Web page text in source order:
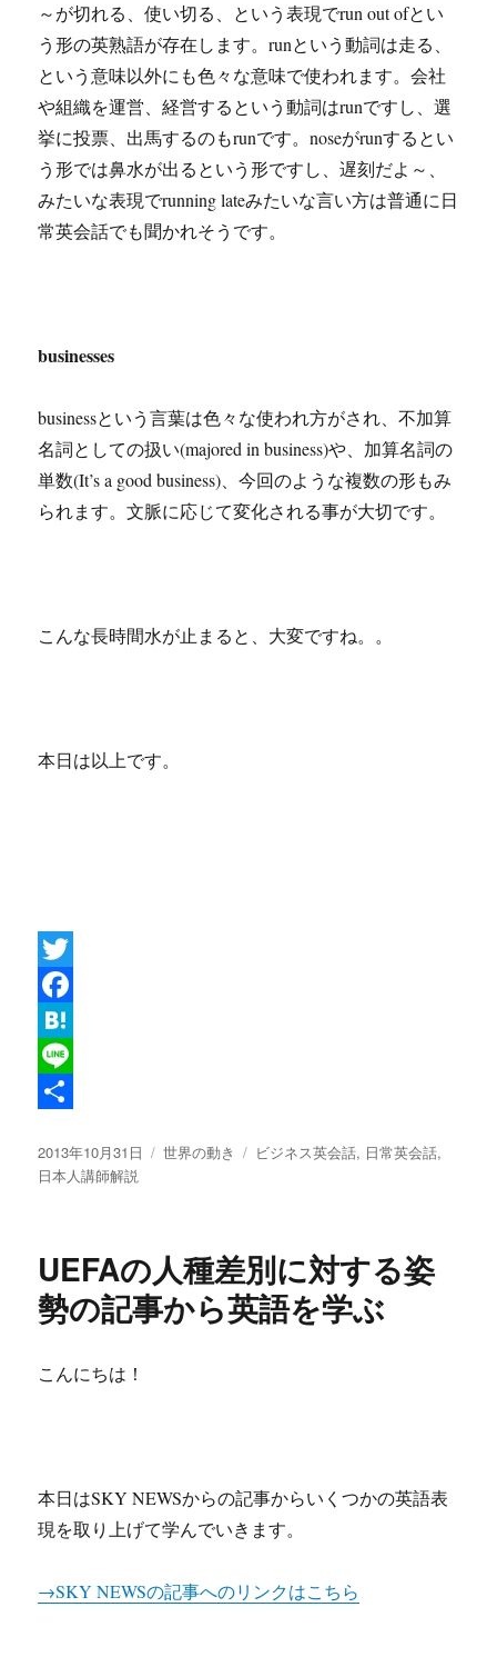
～が切れる、使い切る、という表現でrun out ofとい
う形の英熟語が存在します。runという動詞は走る、
という意味以外にも色々な意味で使われます。会社
や組織を運営、経営するという動詞はrunですし、選
挙に投票、出馬するのもrunです。noseがrunするとい
う形では鼻水が出るという形ですし、遅刻だよ～、
みたいな表現でrunning lateみたいな言い方は普通に日
常英会話でも聞かれそうです。
businesses
businessという言葉は色々な使われ方がされ、不加算
名詞としての扱い(majored in business)や、加算名詞の
単数(It’s a good business)、今回のような複数の形もみ
られます。文脈に応じて変化される事が大切です。
こんな長時間水が止まると、大変ですね。。
本日は以上です。
T
w
i
e
F
a
c
b
k
H
a
e
L
n
有
投
稿
2013年10月31日
カ
世界の動き
タ
ビジネス英会話, 日常英会話,
日本人講師解説
UEFAの人種差別に対する姿
勢の記事から英語を学ぶ
こんにちは！
本日はSKY NEWSからの記事からいくつかの英語表
現を取り上げて学んでいきます。
→SKY NEWSの記事へのリンクはこちら